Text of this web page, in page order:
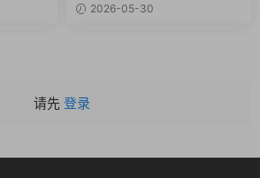
2026-05-30
请先 登录